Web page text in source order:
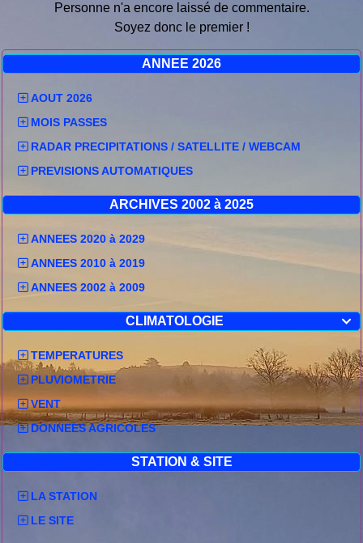
ANNEE 2026
AOUT 2026
MOIS PASSES
RADAR PRECIPITATIONS / SATELLITE / WEBCAM
PREVISIONS AUTOMATIQUES
ARCHIVES 2002 à 2025
ANNEES 2020 à 2029
ANNEES 2010 à 2019
ANNEES 2002 à 2009

CLIMATOLOGIE
TEMPERATURES
PLUVIOMETRIE
VENT
DONNEES AGRICOLES
STATION & SITE
LA STATION
LE SITE
Personne n'a encore laissé de commentaire.
Soyez donc le premier !